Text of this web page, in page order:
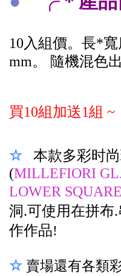
10入組價。長*
mm。 隨機混色
買10組加送1組 ~
☆ 本款多彩时
(MILLEFIORI
LOWER SQUARE
洞.可使用在拼布
作作品!
☆ 賣場還有各類